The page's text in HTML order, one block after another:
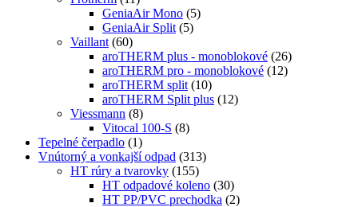
GeniaAir Mono (5)
GeniaAir Split (5)
Vaillant (60)
aroTHERM plus - monoblokové (26)
aroTHERM pro - monoblokové (12)
aroTHERM split (10)
aroTHERM Split plus (12)
Viessmann (8)
Vitocal 100-S (8)
Tepelné čerpadlo (1)
Vnútorný a vonkajší odpad (313)
HT rúry a tvarovky (155)
HT odpadové koleno (30)
HT PP/PVC prechodka (2)